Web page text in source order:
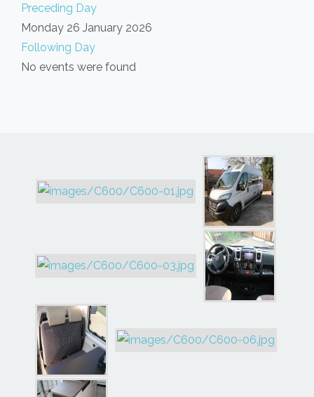
Preceding Day
Monday 26 January 2026
Following Day
No events were found